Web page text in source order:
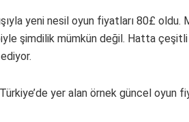
yeni nesil oyun fiyatları 80£
şimdilik mümkün değil. Hatta
yer alan örnek güncel oyun